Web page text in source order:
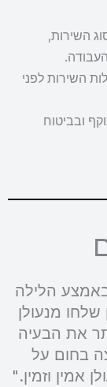
השירות,
השירות לפני
ובביטוח
באמצע הלילה
מנעולן
והוא פתר את הבעיה
בחום על
אמין וזמין."